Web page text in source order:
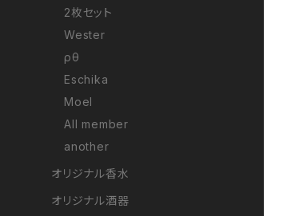
2枚セット
Wester
ρθ
Eschika
Moel
All member
another
オリジナル香水
オリジナル酒器